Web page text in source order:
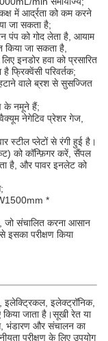
में आर्द्रता को कम करने
जा सकता है;
पंप को गोद लेता है, आयाम
किया जा सकता है,
इनडोर हवा को प्रसारित
फ्रिक्वेंसी परिवर्तक;
वाले ब्रश से सुसज्जित
के नमूने हैं;
नेगेटिव प्रेशर गेज,
स्टील प्लेटों से रंगी हुई है।
को कॉन्फ़िगर करें, सैंपल
है, और पावर इनलेट को
*
जो संचालित करना आसान
इसका परीक्षण किया
इलेक्ट्रिकल, इलेक्ट्रॉनिक,
जाता है।सूखी रेत या
भंडारण और संचालन का
परीक्षण के लिए उपयोग